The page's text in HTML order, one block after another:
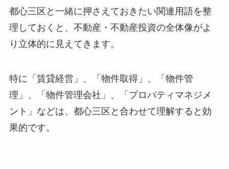
都心三区と一緒に押さえておきたい関連用語を整
理しておくと、不動産・不動産投資の全体像がよ
り立体的に見えてきます。
特に「賃貸経営」、「物件取得」、「物件管
理」、「物件管理会社」、「プロパティマネジメ
ント」などは、都心三区と合わせて理解すると効
果的です。